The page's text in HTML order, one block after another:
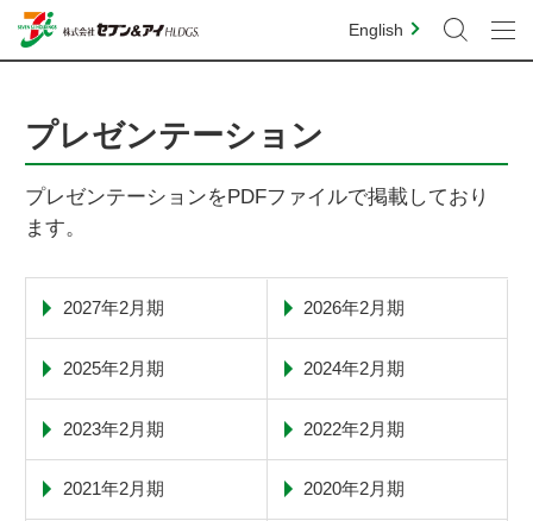
English
プレゼンテーション
プレゼンテーションをPDFファイルで掲載しており
ます。
2027年2月期 2026年2月期
2025年2月期 2024年2月期
2023年2月期 2022年2月期
2021年2月期 2020年2月期